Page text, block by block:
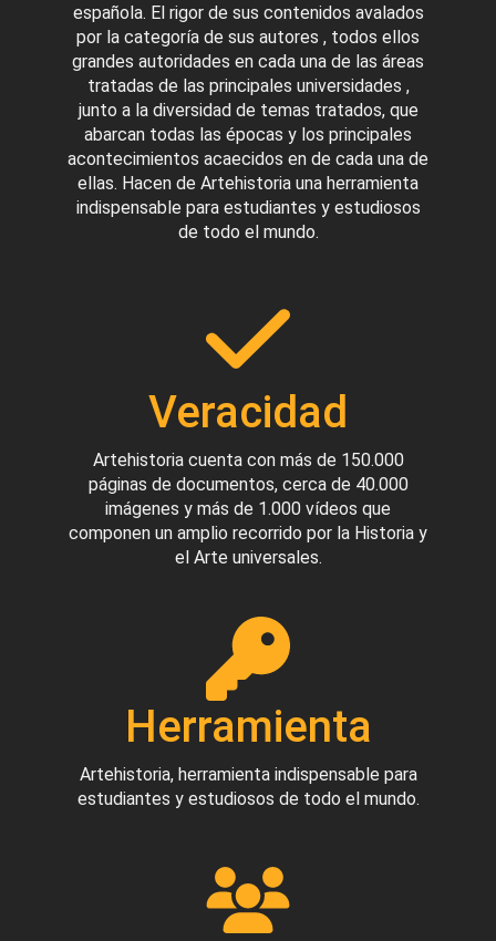
española. El rigor de sus contenidos avalados
por la categoría de sus autores , todos ellos
grandes autoridades en cada una de las áreas
tratadas de las principales universidades ,
junto a la diversidad de temas tratados, que
abarcan todas las épocas y los principales
acontecimientos acaecidos en de cada una de
ellas. Hacen de Artehistoria una herramienta
indispensable para estudiantes y estudiosos
de todo el mundo.
Veracidad
Artehistoria cuenta con más de 150.000
páginas de documentos, cerca de 40.000
imágenes y más de 1.000 vídeos que
componen un amplio recorrido por la Historia y
el Arte universales.
Herramienta
Artehistoria, herramienta indispensable para
estudiantes y estudiosos de todo el mundo.